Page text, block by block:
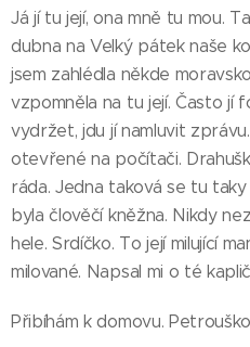
Já jí tu její, ona mně tu mou.
dubna na Velký pátek naše
jsem zahlédla někde
vzpomněla na tu její. Často jí
vydržet, jdu jí namluvit
otevřené na počítači.
ráda. Jedna taková se tu
byla člověčí kněžna. Nikdy
hele. Srdíčko. To její milující
milované. Napsal mi o té
Přibíhám k domovu.